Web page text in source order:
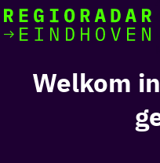
homepage
Welkom
Ik heb
vandaag